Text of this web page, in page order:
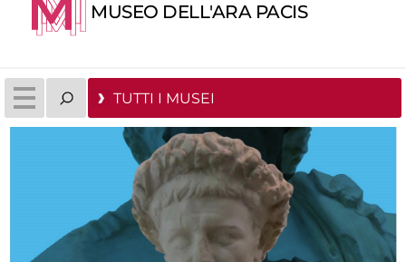
MUSEO DELL'ARA PACIS
TUTTI I MUSEI